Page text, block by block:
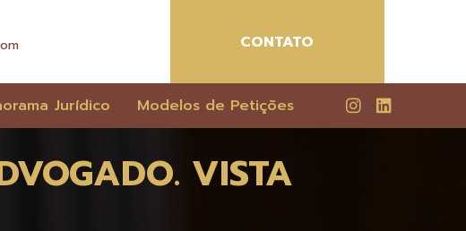
CONTATO
Jurídico Modelos de Petições
VISTA